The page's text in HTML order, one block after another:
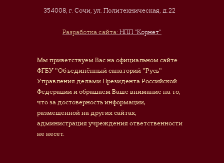
354008, г. Сочи,ул. Политехническая, д.22
Разработка сайта: НПП "Корнет"
Мы приветствуем Вас на официальном сайте
ФГБУ "Объединённый санаторий "Русь"
Управления делами Президента Российской
Федерации и обращаем Ваше внимание на то,
что за достоверность информации,
размещенной на других сайтах,
администрация учреждения ответственности
не несет.